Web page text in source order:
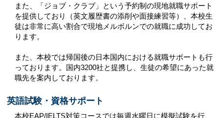
また、「ジョブ・クラブ」という予約制の現地就職サポート
を提供しており（英文履歴書の添削や面接練習等）、本校生
徒は非常に高い割合で現地メルボルンでの就職に成功してお
ります。
また、本校では帰国後の日本国内における就職サポートも行
っております。国内3200社と提携し、生徒の希望にあった就
職先を案内しております。
英語試験・資格サポート
本校EAP/IELTS対策コースでは毎週水曜日に模擬試験を行